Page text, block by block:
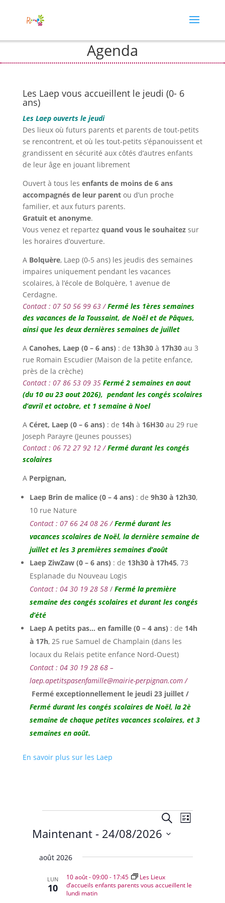
Agenda
Les Laep vous accueillent le jeudi (0- 6
ans)
Les Laep ouverts le jeudi
Des lieux où futurs parents et parents de tout-petits
se rencontrent, et où les tout-petits s’épanouissent et
grandissent en sécurité aux côtés d’autres enfants
de leur âge en jouant librement
Ouvert à tous les enfants de moins de 6 ans
accompagnés de leur parentou d’un proche
familier, et aux futurs parents.
Gratuit et anonyme.
Vous venez et repartez quand vous le souhaitezsur
les horaires d’ouverture.
A Bolquère, Laep (0-5 ans) les jeudis des semaines
impaires uniquement pendant les vacances
scolaires, à l’école de Bolquère, 1 avenue de
Cerdagne.
Contact : 07 50 56 99 63 /Fermé les 1ères semaines
des vacances de la Toussaint, de Noël et de Pâques,
ainsi que les deux dernières semaines de juillet
A Canohes, Laep (0 – 6 ans) : de 13h30à 17h30 au 3
rue Romain Escudier (Maison de la petite enfance,
près de la crèche)
Contact : 07 86 53 09 35 Fermé 2 semaines en aout
(du 10 au 23 aout 2026), pendant les congés scolaires
d’avril et octobre, et 1 semaine à Noel
A Céret, Laep (0 – 6 ans) : de 14h à 16H30 au 29 rue
Joseph Parayre (Jeunes pousses)
Contact : 06 72 27 92 12 /Fermé durant les congés
scolaires
A Perpignan,
Laep Brin de malice (0 – 4 ans) : de 9h30 à 12h30,
10 rue Nature
Contact : 07 66 24 08 26 /Fermé durant les
vacances scolaires de Noël, la dernière semaine de
juillet et les 3 premières semaines d’août
Laep ZiwZaw (0 – 6 ans) : de 13h30 à 17h45, 73
Esplanade du Nouveau Logis
Contact : 04 30 19 28 58 / Fermé la première
semaine des congés scolaires et durant les congés
d’été
Laep A petits pas… en famille (0 – 4 ans) : de 14h
à 17h, 25 rue Samuel de Champlain (dans les
locaux du Relais petite enfance Nord-Ouest)
Contact : 04 30 19 28 68 –
laep.apetitspasenfamille@mairie-perpignan.com /
Fermé exceptionnellement le jeudi 23 juillet /
Fermé durant les congés scolaires de Noël, la 2è
semaine de chaque petites vacances scolaires, et 3
semaines en août.
En savoir plus sur les Laep
Évènements Recherche
et
navigation
de
Recherche
de
Liste
Maintenant - 24/08/2026
une
août 2026
LUN
10
10 août - 09:00- 17:45
Les Lieux
d’accueils enfants parents vous accueillent le
lundi matin